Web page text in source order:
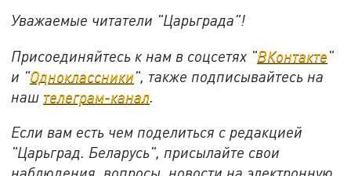
Уважаемые читатели "Царьграда"!
Присоединяйтесь к нам в соцсетях "ВКонтакте"
и "Одноклассники", также подписывайтесь на
наш телеграм-канал
Если вам есть чем поделиться с редакцией
"Царьград. Беларусь", присылайте свои